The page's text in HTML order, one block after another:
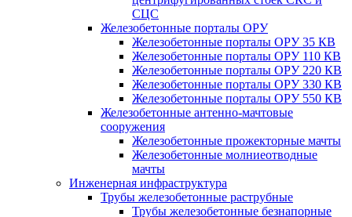
СЦС
Железобетонные порталы ОРУ
Железобетонные порталы ОРУ 35 КВ
Железобетонные порталы ОРУ 110 КВ
Железобетонные порталы ОРУ 220 КВ
Железобетонные порталы ОРУ 330 КВ
Железобетонные порталы ОРУ 550 КВ
Железобетонные антенно-мачтовые
сооружения
Железобетонные прожекторные мачты
Железобетонные молниеотводные
мачты
Инженерная инфраструктура
Трубы железобетонные раструбные
Трубы железобетонные безнапорные